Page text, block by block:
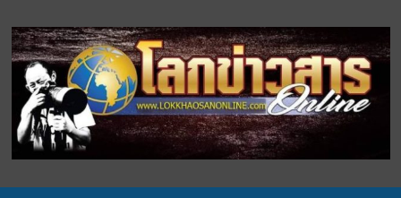
to
content